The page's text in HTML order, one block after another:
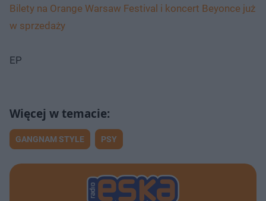
Bilety na Orange Warsaw Festival i koncert Beyonce już
w sprzedaży
EP
GANGNAM STYLE PSY